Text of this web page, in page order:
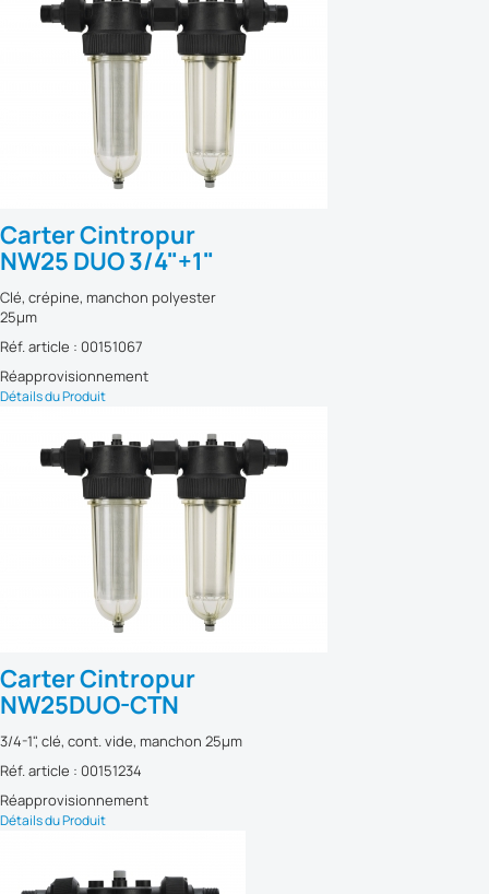
Carter Cintropur
NW25 DUO 3/4"+1"
Clé, crépine, manchon polyester
25µm
Réf. article : 00151067
Réapprovisionnement
Détails du Produit
Carter Cintropur
NW25DUO-CTN
3/4-1", clé, cont. vide, manchon 25µm
Réf. article : 00151234
Réapprovisionnement
Détails du Produit